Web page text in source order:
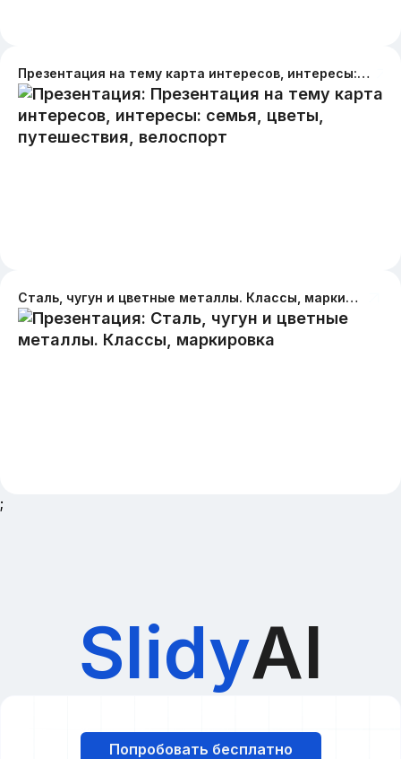
Презентация на тему карта интересов, интересы: семья, цветы, путешествия, велоспорт
Сталь, чугун и цветные металлы. Классы, маркировка
;
SlidyAI
Попробовать бесплатно